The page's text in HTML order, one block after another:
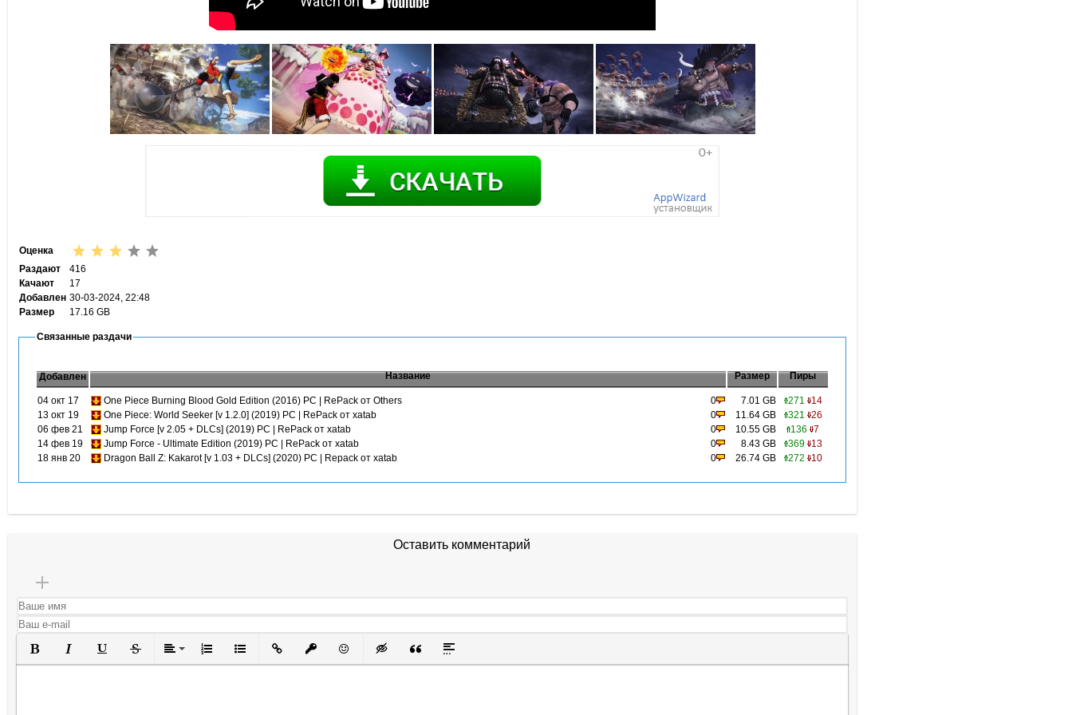
Оценка
Раздают
416
Качают
17
Добавлен 30-03-2024, 22:48
Размер
17.16 GB
Связанные раздачи
Добавлен Название Размер Пиры
04 окт 17 One Piece Burning Blood Gold Edition (2016) PC | RePack от Others 0 7.01 GB 271
14
13 окт 19
One Piece: World Seeker [v 1.2.0] (2019) PC | RePack от xatab 0 11.64 GB 321
26
06 фев 21
Jump Force [v 2.05 + DLCs] (2019) PC | RePack от xatab 0 10.55 GB 136
7
14 фев 19
Jump Force - Ultimate Edition (2019) PC | RePack от xatab 0 8.43 GB 369 13
18 янв 20
Dragon Ball Z: Kakarot [v 1.03 + DLCs] (2020) PC | Repack от xatab 0 26.74 GB 272 10
Оставить комментарий
Полужирный
КурсивПодчеркнутый
ЗачеркнутыйВыравнивание
Нумерованный список
Маркированный список
Вставить ссылку
Вставить защищенную ссылку
Вставить смайлик
Вставка скрытого текста
Вставка цитаты
Вставка спойлера